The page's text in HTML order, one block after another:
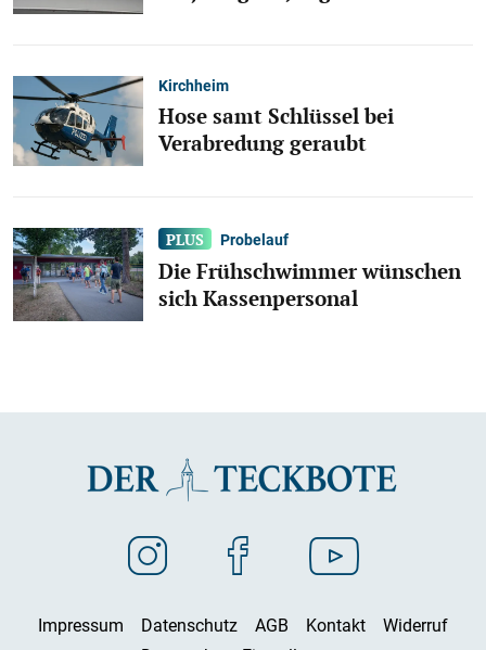
Kirchheim
Hose samt Schlüssel bei
Verabredung geraubt
Probelauf
Die Frühschwimmer wünschen
sich Kassenpersonal
Impressum Datenschutz AGB Kontakt
Widerruf